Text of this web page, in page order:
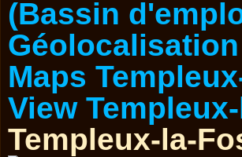
Templeux-la-